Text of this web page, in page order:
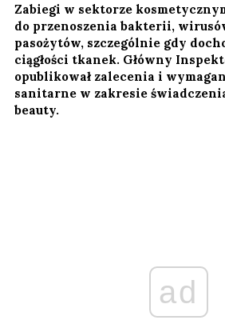
Zabiegi w sektorze
do przenoszenia bakterii,
pasożytów, szczególnie gdy
ciągłości tkanek. Główny
opublikował zalecenia i
sanitarne w zakresie
beauty.
ad